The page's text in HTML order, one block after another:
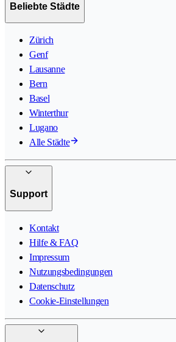
Beliebte Städte
Zürich
Genf
Lausanne
Bern
Basel
Winterthur
Lugano
Alle Städte
Support
Kontakt
Hilfe & FAQ
Impressum
Nutzungsbedingungen
Datenschutz
Cookie-Einstellungen